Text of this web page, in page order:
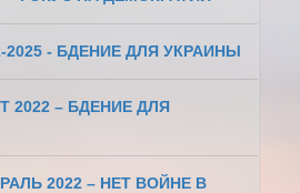
2025 - БДЕНИЕ ДЛЯ УКРАИНЫ
2022 – БДЕНИЕ ДЛЯ
2022 – НЕТ ВОЙНЕ В